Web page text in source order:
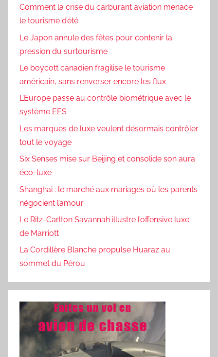
Comment la crise du carburant aviation menace
le tourisme d’été
Le Japon annule des fêtes pour contenir la
pression du surtourisme
Le boycott canadien fragilise le tourisme
américain, sans renverser encore les flux
L’Europe passe au contrôle biométrique avec le
système EES
Les marques de luxe veulent désormais contrôler
tout le voyage
Six Senses mise sur Beijing et consolide son aura
éco-luxe
Shanghai : le marché aux mariages où les parents
négocient l’amour
Le Ritz-Carlton Savannah illustre l’offensive luxe
de Marriott
La Cordillère Blanche propulse Huaraz au
sommet du Pérou